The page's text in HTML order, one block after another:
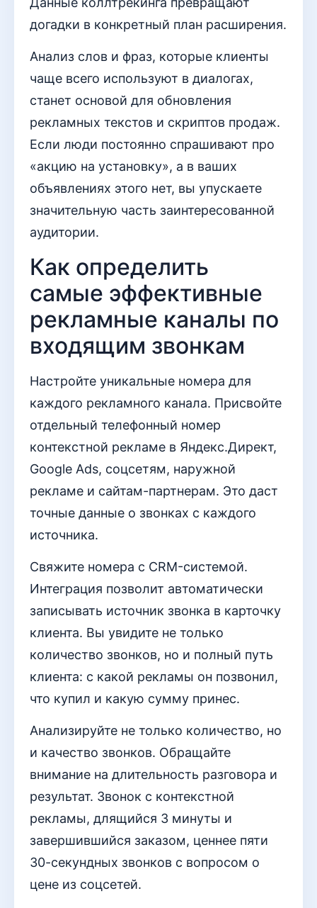
догадки в конкретный план расширения.
Анализ слов и фраз, которые клиенты
чаще всего используют в диалогах,
станет основой для обновления
рекламных текстов и скриптов продаж.
Если люди постоянно спрашивают про
«акцию на установку», а в ваших
объявлениях этого нет, вы упускаете
значительную часть заинтересованной
аудитории.
Как определить
самые эффективные
рекламные каналы по
входящим звонкам
Настройте уникальные номера для
каждого рекламного канала. Присвойте
отдельный телефонный номер
контекстной рекламе в Яндекс.Директ,
Google Ads, соцсетям, наружной
рекламе и сайтам-партнерам. Это даст
точные данные о звонках с каждого
источника.
Свяжите номера с CRM-системой.
Интеграция позволит автоматически
записывать источник звонка в карточку
клиента. Вы увидите не только
количество звонков, но и полный путь
клиента: с какой рекламы он позвонил,
что купил и какую сумму принес.
Анализируйте не только количество, но
и качество звонков. Обращайте
внимание на длительность разговора и
результат. Звонок с контекстной
рекламы, длящийся 3 минуты и
завершившийся заказом, ценнее пяти
30-секундных звонков с вопросом о
цене из соцсетей.